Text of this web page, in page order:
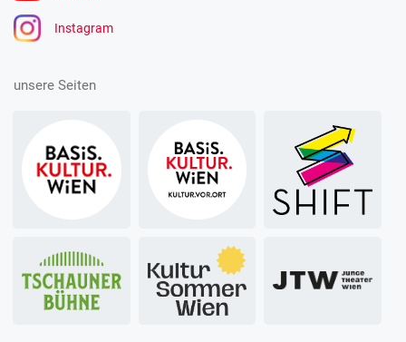
Instagram
unsere Seiten